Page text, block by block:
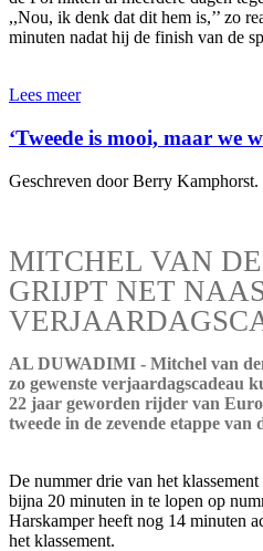
,,Nou, ik denk dat dit hem is,’’ zo
minuten nadat hij de finish van de
Lees meer
‘Tweede is mooi, maar we
Geschreven door Berry Kamphorst.
MITCHEL VAN
GRIJPT NET
AL DUWADIMI - Mitchel van
zo gewenste verjaardagscadeau
22 jaar geworden rijder van
tweede in de zevende etappe van
De nummer drie van het
bijna 20 minuten in te lopen op
Harskamper heeft nog 14 minuten
het klassement.